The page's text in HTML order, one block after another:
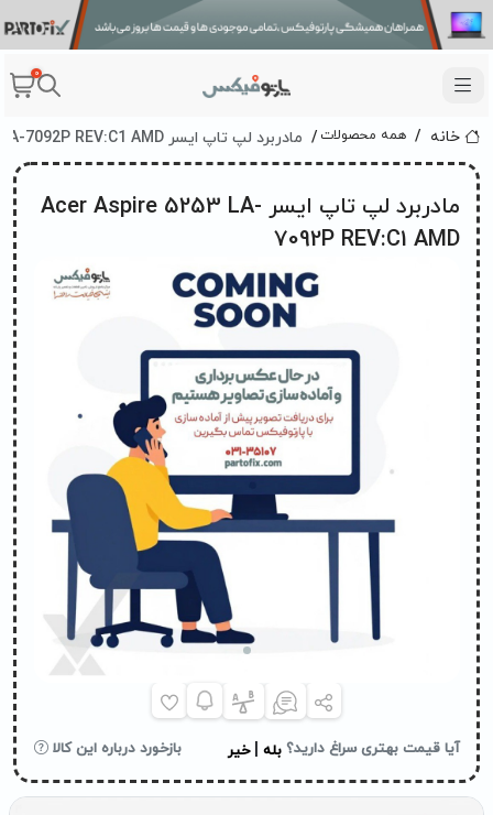
0
خانه همه محصولات مادربرد لپ تاپ ایسر Acer Aspire 5253 LA-7092P REV:C1 AMD
مادربرد لپ تاپ ایسر Acer Aspire 5253 LA-
7092P REV:C1 AMD
آیا قیمت بهتری سراغ دارید؟ بله خیر بازخورد درباره این کالا